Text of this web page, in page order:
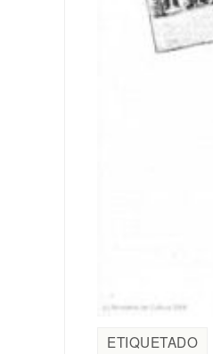
ETIQUETADO